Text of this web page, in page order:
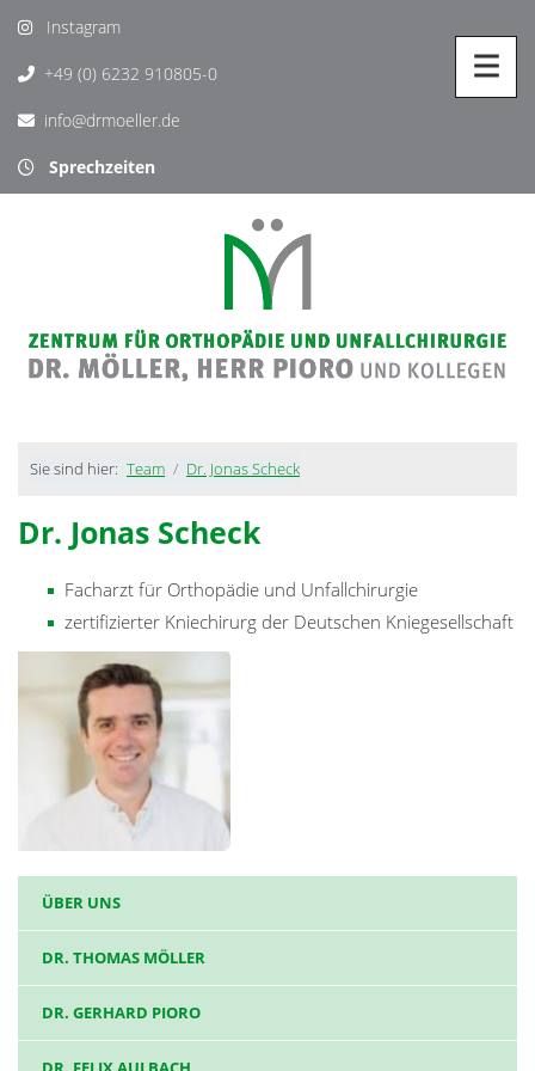
Instagram
+49 (0) 6232 910805-0
info@drmoeller.de
Sprechzeiten
Sie sind hier: Team Dr. Jonas Scheck
Dr. Jonas Scheck
Facharzt für Orthopädie und Unfallchirurgie
zertifizierter Kniechirurg der Deutschen Kniegesellschaft
ÜBER UNS
DR. THOMAS MÖLLER
DR. GERHARD PIORO